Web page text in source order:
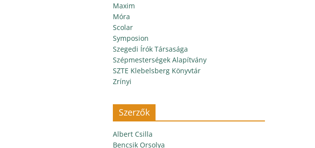
Maxim
Móra
Scolar
Symposion
Szegedi Írók Társasága
Szépmesterségek Alapítvány
SZTE Klebelsberg Könyvtár
Zrínyi
Szerzők
Albert Csilla
Bencsik Orsolya